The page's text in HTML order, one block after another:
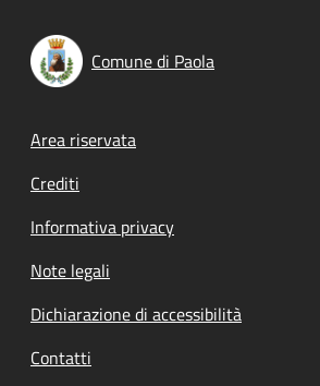
Comune di Paola
Footer menu
Area riservata
Crediti
Informativa privacy
Note legali
Dichiarazione di accessibilità
Contatti